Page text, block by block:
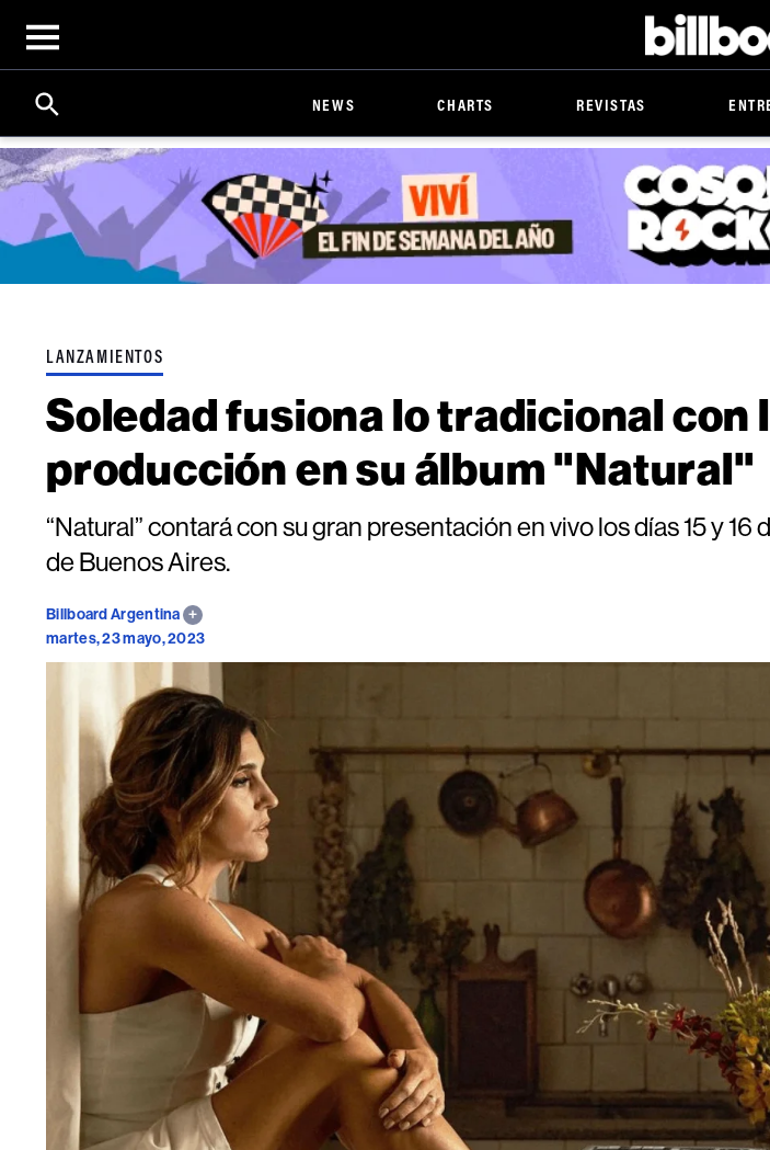
Open
menu
Billboard
Search
Click
Expand
Search
Input
NEWS CHARTS REVISTAS
LANZAMIENTOS
Soledad fusiona lo tradicional con
producción en su álbum "Natural"
“Natural” contará con su gran presentación en vivo los días 15 y 16
de Buenos Aires.
Billboard Argentina
martes, 23 mayo, 2023